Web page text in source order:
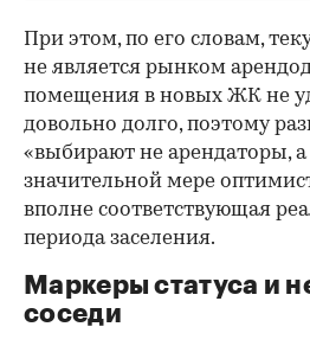
При этом, по его словам,
не является рынком
помещения в новых ЖК не
довольно долго, поэтому
«выбирают не арендаторы,
значительной мере
вполне соответствующая
периода заселения.
Маркеры статуса и
соседи